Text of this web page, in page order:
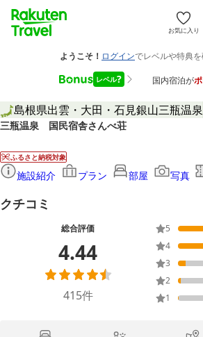
お気に入り
島根県出雲・大田・石見銀山三瓶温泉
三瓶温泉 国民宿舎さんべ荘
ふるさと納税対象
施設紹介 プラン 部屋 写真
クチコミ
総合評価
4.44
415件
5
4
3
2
1